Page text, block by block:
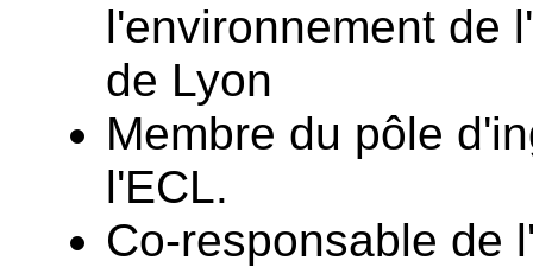
l'environnement de
de Lyon
Membre du pôle
l'ECL.
Co-responsable de